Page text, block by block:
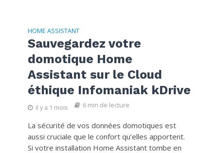
HOME ASSISTANT
Sauvegardez votre
domotique Home
Assistant sur le Cloud
éthique Infomaniak kDrive
il y a 1 mois 6 min de lecture
La sécurité de vos données domotiques est
aussi cruciale que le confort qu’elles apportent.
Si votre installation Home Assistant tombe en